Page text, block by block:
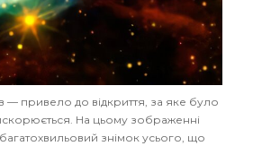
— привело до відкриття, за яке було
На цьому зображенні
знімок усього, що